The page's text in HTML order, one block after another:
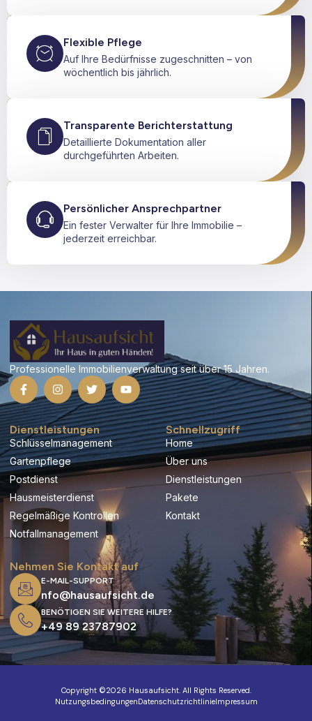
Flexible Pflege
Auf Ihre Bedürfnisse zugeschnitten – von
wöchentlich bis jährlich.
Transparente Berichterstattung
Detaillierte Dokumentation aller
durchgeführten Arbeiten.
Persönlicher Ansprechpartner
Ein fester Verwalter für Ihre Immobilie –
jederzeit erreichbar.
Professionelle Immobilienverwaltung seit über 15 Jahren.
F
a
c
e
b
o
o
k
-
f
I
n
s
t
a
g
r
a
m
T
w
i
t
t
e
r
Y
o
u
t
u
b
e
Dienstleistungen
Schlüsselmanagement
Gartenpflege
Postdienst
Hausmeisterdienst
Regelmäßige Kontrollen
Notfallmanagement
Schnellzugriff
Home
Über uns
Dienstleistungen
Pakete
Kontakt
Nehmen Sie Kontakt auf
E-MAIL-SUPPORT
nfo@hausaufsicht.de
BENÖTIGEN SIE WEITERE HILFE?
+49 89 23787902
Copyright ©2026 Hausaufsicht. All Rights Reserved.
NutzungsbedingungenDatenschutzrichtlinieImpressum